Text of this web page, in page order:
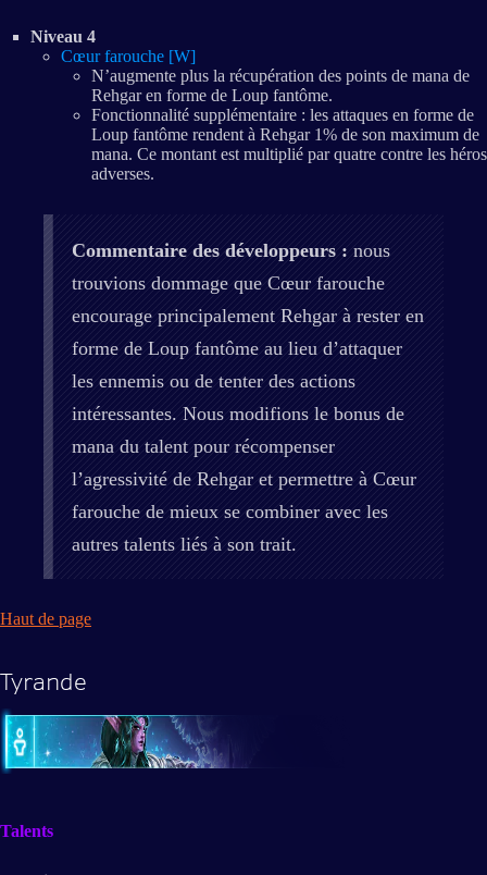
Niveau 4
Cœur farouche [W]
N’augmente plus la récupération des points de mana de
Rehgar en forme de Loup fantôme.
Fonctionnalité supplémentaire : les attaques en forme de
Loup fantôme rendent à Rehgar 1% de son maximum de
mana. Ce montant est multiplié par quatre contre les héros
adverses.
Commentaire des développeurs : nous
trouvions dommage que Cœur farouche
encourage principalement Rehgar à rester en
forme de Loup fantôme au lieu d’attaquer
les ennemis ou de tenter des actions
intéressantes. Nous modifions le bonus de
mana du talent pour récompenser
l’agressivité de Rehgar et permettre à Cœur
farouche de mieux se combiner avec les
autres talents liés à son trait.
Haut de page
Tyrande
Talents